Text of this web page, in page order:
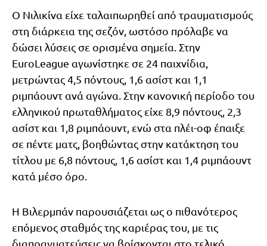
Ο Νιλικίνα είχε ταλαιπωρηθεί από τραυματισμούς
στη διάρκεια της σεζόν, ωστόσο πρόλαβε να
δώσει λύσεις σε ορισμένα σημεία. Στην
EuroLeague αγωνίστηκε σε 24 παιχνίδια,
μετρώντας 4,5 πόντους, 1,6 ασίστ και 1,1
ριμπάουντ ανά αγώνα. Στην κανονική περίοδο του
ελληνικού πρωταθλήματος είχε 8,9 πόντους, 2,3
ασίστ και 1,8 ριμπάουντ, ενώ στα πλέι-οφ έπαιξε
σε πέντε ματς, βοηθώντας στην κατάκτηση του
τίτλου με 6,8 πόντους, 1,6 ασίστ και 1,4 ριμπάουντ
κατά μέσο όρο.
Η Βιλερμπάν παρουσιάζεται ως ο πιθανότερος
επόμενος σταθμός της καριέρας του, με τις
διαπραγματεύσεις να βρίσκονται στο τελικό